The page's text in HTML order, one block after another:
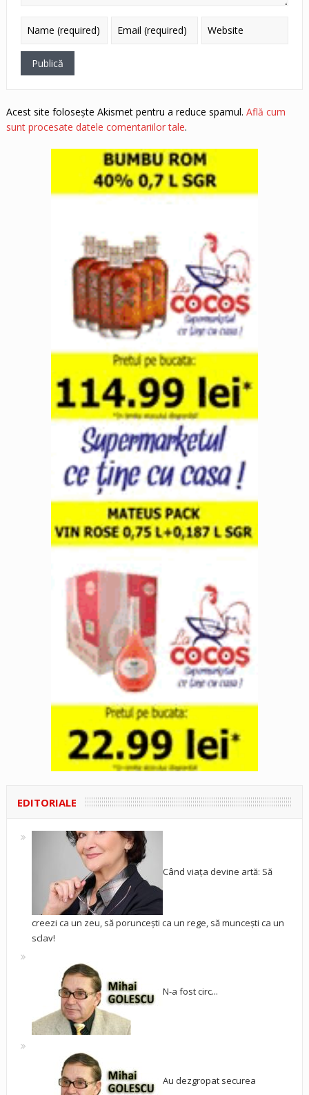
Acest site folosește Akismet pentru a reduce spamul. Află cum
sunt procesate datele comentariilor tale.
EDITORIALE
Când viața devine artă: Să
creezi ca un zeu, să poruncești ca un rege, să muncești ca un
sclav!
N-a fost circ...
Au dezgropat securea